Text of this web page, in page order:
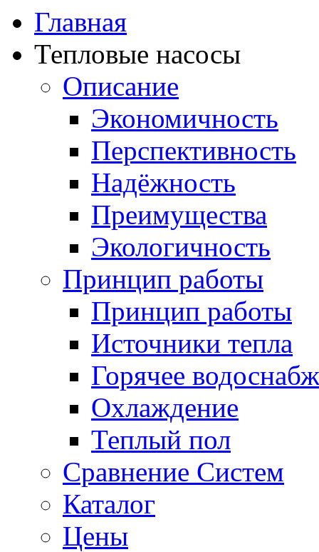
Главная
Тепловые насосы
Описание
Экономичность
Перспективность
Надёжность
Преимущества
Экологичность
Принцип работы
Принцип работы
Источники тепла
Горячее
Охлаждение
Теплый пол
Сравнение Систем
Каталог
Цены